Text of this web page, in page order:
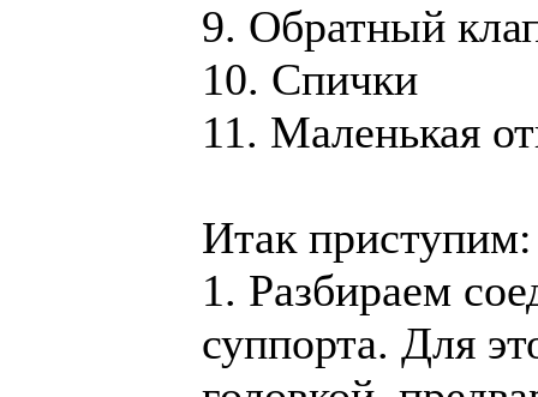
9. Обратный
10. Спички
11. Маленькая
Итак приступим:
1. Разбираем
суппорта. Для